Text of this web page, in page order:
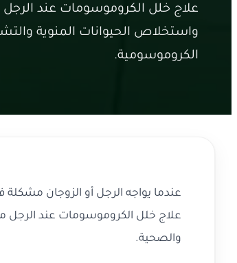
علاج خلل الكروموسومات عند الرجل
واستخلاص الحيوانات المنوية
الكروموسومية.
عندما يواجه الرجل أو الزوجان
علاج خلل الكروموسومات عند الرجل
والصحية.